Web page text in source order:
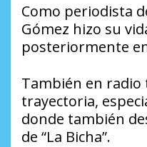
Como periodista
Gómez hizo su
posteriormente
También en radio
trayectoria,
donde también
de “La Bicha”.